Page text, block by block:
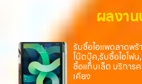
วังหินไม่ว่าคุณจะต้องการ รับซื้อโทรศั
ซื้อแท็บเล็ต, หรือบริการอื่นๆ เกี่ยวกับสิ
บริการครบวงจร บริการของเรา เราให้
ต้องการขายอุปกรณ์ไอที ไม่ว่าจะเป็น:…
ผลงาน
รับซื้อไอแพดลาดพร้
โน๊ตบุ๊ค,รับซื้อไอโฟ
ซื้อแท็บเล็ต บริการ
เคียง